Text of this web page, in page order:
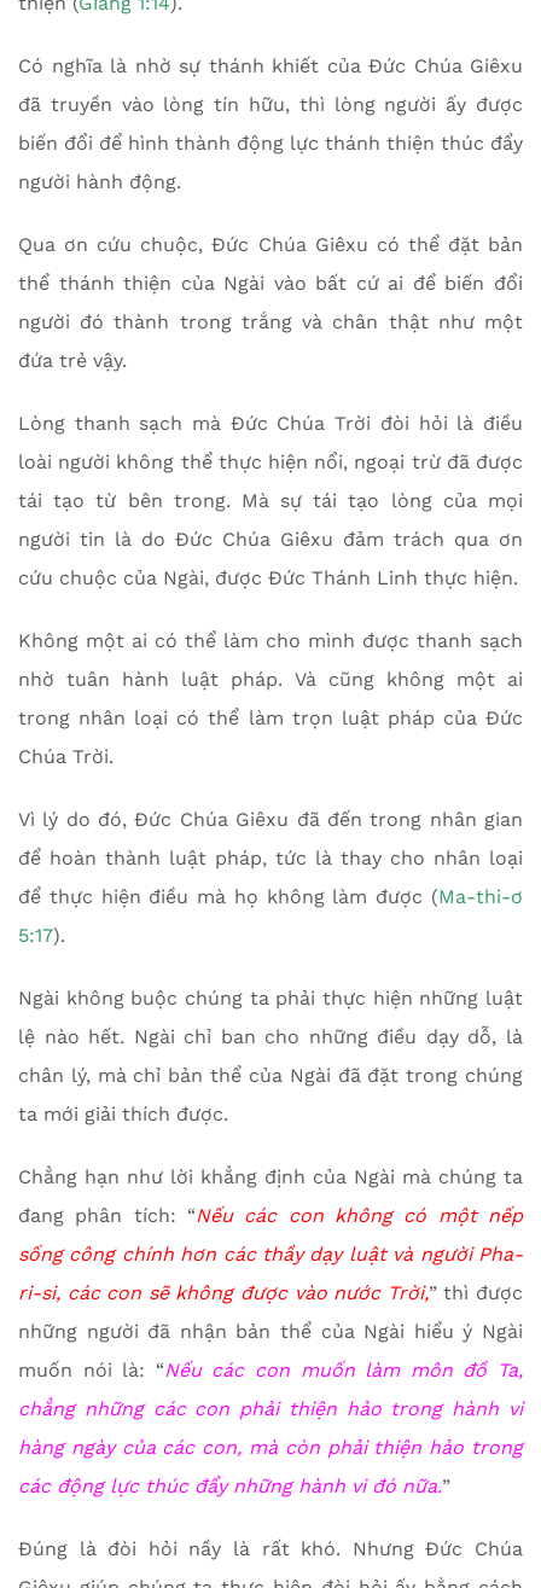
Có nghĩa là nhờ sự thánh khiết của Đức Chúa Giêxu
đã truyền vào lòng tín hữu, thì lòng người ấy được
biến đổi để hình thành động lực thánh thiện thúc đẩy
người hành động.
Qua ơn cứu chuộc, Đức Chúa Giêxu có thể đặt bản
thể thánh thiện của Ngài vào bất cứ ai để biến đổi
người đó thành trong trắng và chân thật như một
đứa trẻ vậy.
Lòng thanh sạch mà Đức Chúa Trời đòi hỏi là điều
loài người không thể thực hiện nổi, ngoại trừ đã được
tái tạo từ bên trong. Mà sự tái tạo lòng của mọi
người tin là do Đức Chúa Giêxu đảm trách qua ơn
cứu chuộc của Ngài, được Đức Thánh Linh thực hiện.
Không một ai có thể làm cho mình được thanh sạch
nhờ tuân hành luật pháp. Và cũng không một ai
trong nhân loại có thể làm trọn luật pháp của Đức
Chúa Trời.
Vì lý do đó, Đức Chúa Giêxu đã đến trong nhân gian
để hoàn thành luật pháp, tức là thay cho nhân loại
để thực hiện điều mà họ không làm được (Ma-thi-ơ
5:17).
Ngài không buộc chúng ta phải thực hiện những luật
lệ nào hết. Ngài chỉ ban cho những điều dạy dỗ, là
chân lý, mà chỉ bản thể của Ngài đã đặt trong chúng
ta mới giải thích được.
Chẳng hạn như lời khẳng định của Ngài mà chúng ta
đang phân tích: “Nếu các con không có một nếp
sống công chính hơn các thầy dạy luật và người Pha-
ri-si, các con sẽ không được vào nước Trời,” thì được
những người đã nhận bản thể của Ngài hiểu ý Ngài
muốn nói là: “Nếu các con muốn làm môn đồ Ta,
chẳng những các con phải thiện hảo trong hành vi
hàng ngày của các con, mà còn phải thiện hảo trong
các động lực thúc đẩy những hành vi đó nữa.”
Đúng là đòi hỏi nầy là rất khó. Nhưng Đức Chúa